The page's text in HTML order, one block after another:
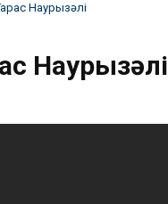
Наурызәлі
Наурызәлі